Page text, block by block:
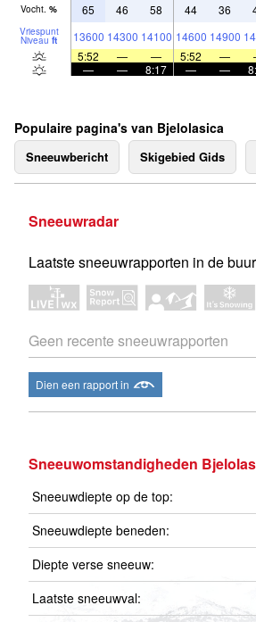
Vocht. % 65 46 58 44 36
Vriespunt
Niveau ft 13600 14300 14100 14600 14900
5:52
— — 5:52 —
—
— 8:17 — —
Populaire pagina's van Bjelolasica
Sneeuwbericht Skigebied Gids
Sneeuwradar
Laatste sneeuwrapporten in de
Geen recente sneeuwrapporten
Dien een rapport in
Sneeuwomstandigheden
Sneeuwdiepte op de top:
Sneeuwdiepte beneden:
Diepte verse sneeuw:
Laatste sneeuwval: